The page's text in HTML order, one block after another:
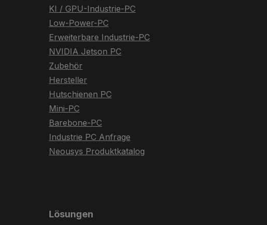
KI / GPU-Industrie-PC
Low-Power-PC
Erweiterbare Industrie-PC
NVIDIA Jetson PC
Zubehör
Hersteller
Hutschienen PC
Mini-PC
Barebone-PC
Industrie PC Anfrage
Neousys Produktkatalog
Lösungen